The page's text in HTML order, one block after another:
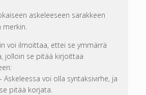
askeleeseen sarakkeen
voi ilmoittaa, ettei se ymmärrä
jolloin se pitää kirjoittaa
- Askeleessa voi olla syntaksivirhe, ja
se pitää korjata.